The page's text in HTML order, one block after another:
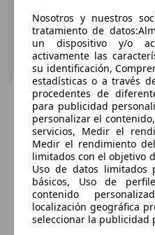
07/2019 66.046 km
Nosotros y nuestros
tratamiento de
un dispositivo y/o
activamente las
su identificación,
estadísticas o a través
procedentes de
para publicidad
personalizar el
servicios, Medir el
Medir el rendimiento
limitados con el objetivo
Uso de datos limitados
básicos, Uso de
contenido
localización geográfica
seleccionar la publicidad